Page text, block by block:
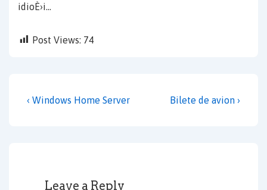
idioÈ›i…
Post Views: 74
Post
Previous
‹ Windows Home Server
Next
Bilete de avion ›
Leave a Reply